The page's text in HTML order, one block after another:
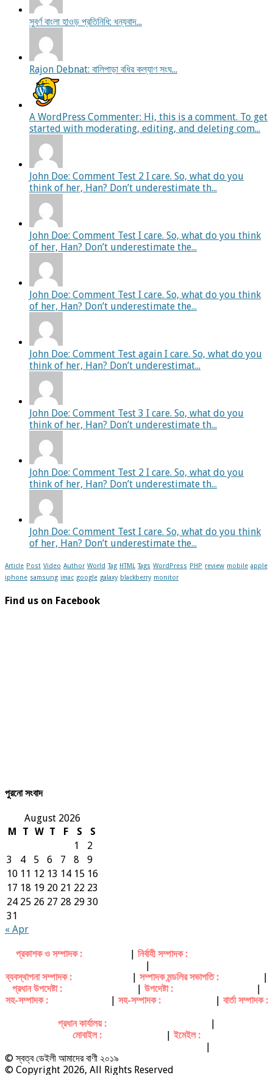
সুবর্ণ বাংলা হাওড় প্রতিনিধি: ধন্যবাদ...
Rajon Debnat: বালিপাড়া বধির কল্যাণ সংঘ...
A WordPress Commenter: Hi, this is a comment. To get
started with moderating, editing, and deleting com...
John Doe: Comment Test 2 I care. So, what do you
think of her, Han? Don’t underestimate th...
John Doe: Comment Test I care. So, what do you think
of her, Han? Don’t underestimate the...
John Doe: Comment Test I care. So, what do you think
of her, Han? Don’t underestimate the...
John Doe: Comment Test again I care. So, what do you
think of her, Han? Don’t underestimat...
John Doe: Comment Test 3 I care. So, what do you
think of her, Han? Don’t underestimate th...
John Doe: Comment Test 2 I care. So, what do you
think of her, Han? Don’t underestimate th...
John Doe: Comment Test I care. So, what do you think
of her, Han? Don’t underestimate the...
Article Post Video Author World Tag HTML Tags WordPress PHP review mobile apple
iphone samsung imac google galaxy blackberry monitor
Find us on Facebook
পুরনো সংবাদ
August 2026
M
T W T F S
S
1
2
3
4 5 6 7 8
9
10 11 12 13 14 15 16
17 18 19 20 21 22 23
24 25 26 27 28 29 30
31
« Apr
প্রকাশক ও সম্পাদক : | নির্বাহী সম্পাদক :
|
ব্যবস্থাপনা সম্পাদক :
| সম্পাদক মন্ডলির সভাপতি :
|
প্রধান উপদেষ্টা :
| উপদেষ্টা :
|
সহ-সম্পাদক :
| সহ-সম্পাদক : | বার্তা সম্পাদক :
প্রধান কার্যালয় :
|
মোবাইল :
| ইমেইল :
|
© স্বত্ব ডেইলী আমাদের বাণী ২০১৯
© Copyright 2026, All Rights Reserved